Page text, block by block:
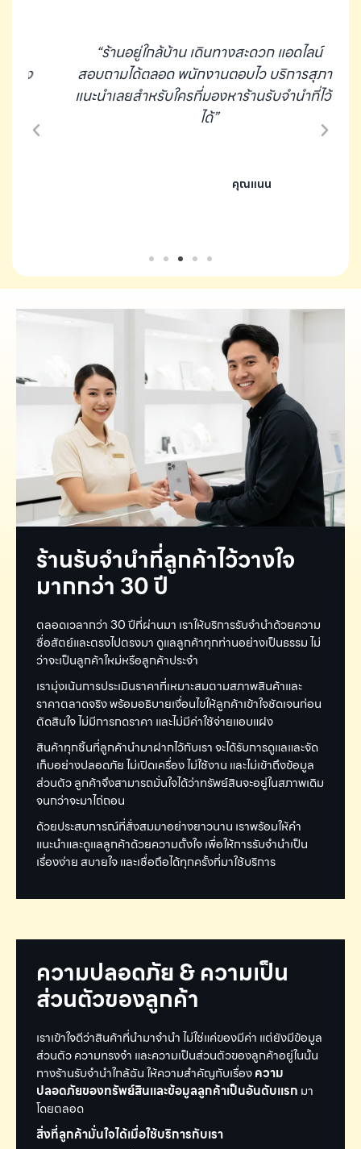
“ร้านอยู่ใกล้บ้าน เดินทางสะดวก แอดไลน์
สอบถามได้ตลอด พนักงานตอบไว บริการสุภาพ
แนะนำเลยสำหรับใครที่มองหาร้านรับจำนำที่ไว้ใจ
คุณแนน
ร้านรับจำนำที่ลูกค้าไว้วางใจ
มากกว่า 30 ปี
ตลอดเวลากว่า 30 ปีที่ผ่านมา เราให้บริการรับจำนำด้วยความ
ซื่อสัตย์และตรงไปตรงมา ดูแลลูกค้าทุกท่านอย่างเป็นธรรม ไม่
ว่าจะเป็นลูกค้าใหม่หรือลูกค้าประจำ
เรามุ่งเน้นการประเมินราคาที่เหมาะสมตามสภาพสินค้าและ
ราคาตลาดจริง พร้อมอธิบายเงื่อนไขให้ลูกค้าเข้าใจชัดเจนก่อน
ตัดสินใจ ไม่มีการกดราคา และไม่มีค่าใช้จ่ายแอบแฝง
สินค้าทุกชิ้นที่ลูกค้านำมาฝากไว้กับเรา จะได้รับการดูแลและจัด
เก็บอย่างปลอดภัย ไม่เปิดเครื่อง ไม่ใช้งาน และไม่เข้าถึงข้อมูล
ส่วนตัว ลูกค้าจึงสามารถมั่นใจได้ว่าทรัพย์สินจะอยู่ในสภาพเดิม
จนกว่าจะมาไถ่ถอน
ด้วยประสบการณ์ที่สั่งสมมาอย่างยาวนาน เราพร้อมให้คำ
แนะนำและดูแลลูกค้าด้วยความตั้งใจ เพื่อให้การรับจำนำเป็น
เรื่องง่าย สบายใจ และเชื่อถือได้ทุกครั้งที่มาใช้บริการ
ความปลอดภัย & ความเป็น
ส่วนตัวของลูกค้า
เราเข้าใจดีว่าสินค้าที่นำมาจำนำ ไม่ใช่แค่ของมีค่า แต่ยังมีข้อมูล
ส่วนตัว ความทรงจำ และความเป็นส่วนตัวของลูกค้าอยู่ในนั้น
ทางร้านรับจำนำใกล้ฉัน ให้ความสำคัญกับเรื่องความ
ปลอดภัยของทรัพย์สินและข้อมูลลูกค้าเป็นอันดับแรก มา
โดยตลอด
สิ่งที่ลูกค้ามั่นใจได้เมื่อใช้บริการกับเรา